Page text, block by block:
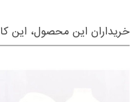
خریداران این محصول، این